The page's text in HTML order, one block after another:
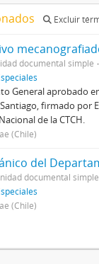
Excluir
documental simple
General aprobado
firmado por
de la CTCH.
(Chile)
documental simple
(Chile)